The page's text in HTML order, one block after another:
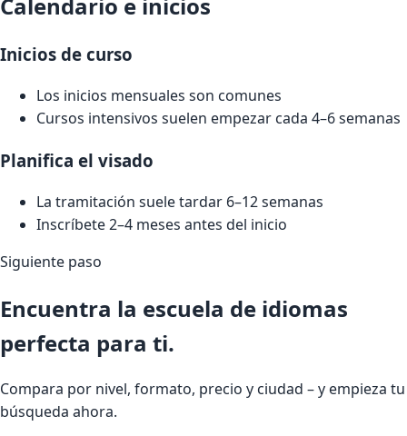
Inicios de curso
Los inicios mensuales son comunes
Cursos intensivos suelen empezar cada 4–6 semanas
Planifica el visado
La tramitación suele tardar 6–12 semanas
Inscríbete 2–4 meses antes del inicio
Siguiente paso
Encuentra la escuela de idiomas
perfecta para ti.
Compara por nivel, formato, precio y ciudad – y empieza tu
búsqueda ahora.